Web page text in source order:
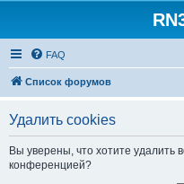
FAQ
Список форумов
Удалить cookies
Вы уверены, что хотите удалить
конференцией?